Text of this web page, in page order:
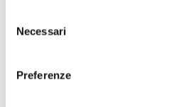
delNecessari
Preferenze
Con il tuo contributo potremo:
cemento pericolosi,